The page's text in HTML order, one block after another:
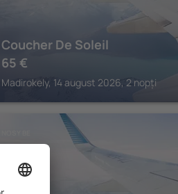
Coucher De Soleil
65 €
Madirokely, 14 august 2026, 2 nopți